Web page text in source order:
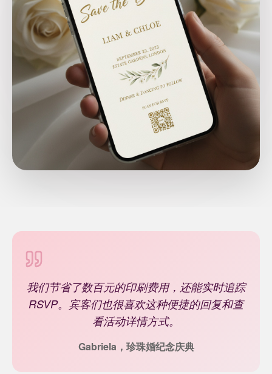
我们节省了数百元的印刷费用，还能实时追踪
RSVP。宾客们也很喜欢这种便捷的回复和查
看活动详情方式。
Gabriela，珍珠婚纪念庆典